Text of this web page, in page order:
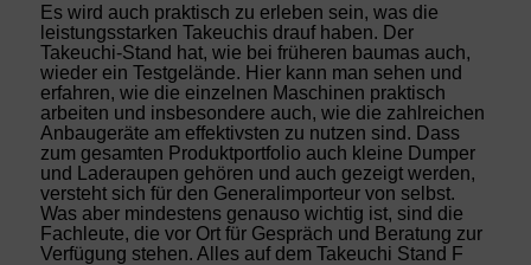
Es wird auch praktisch zu erleben sein, was die
leistungsstarken Takeuchis drauf haben. Der
Takeuchi-Stand hat, wie bei früheren baumas auch,
wieder ein Testgelände. Hier kann man sehen und
erfahren, wie die einzelnen Maschinen praktisch
arbeiten und insbesondere auch, wie die zahlreichen
Anbaugeräte am effektivsten zu nutzen sind. Dass
zum gesamten Produktportfolio auch kleine Dumper
und Laderaupen gehören und auch gezeigt werden,
versteht sich für den Generalimporteur von selbst.
Was aber mindestens genauso wichtig ist, sind die
Fachleute, die vor Ort für Gespräch und Beratung zur
Verfügung stehen. Alles auf dem Takeuchi Stand F